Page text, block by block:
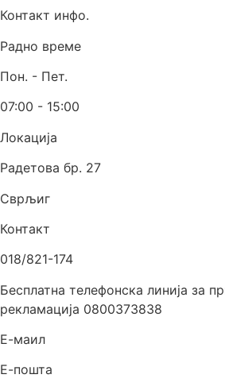
Контакт инфо.
Радно време
Пон. - Пет.
07:00 - 15:00
Локација
Радетова бр. 27
Сврљиг
Контакт
018/821-174
Бесплатна телефонска линија за
рекламација 0800373838
Е-маил
Е-пошта